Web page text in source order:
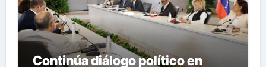
Continúa diálogo político en